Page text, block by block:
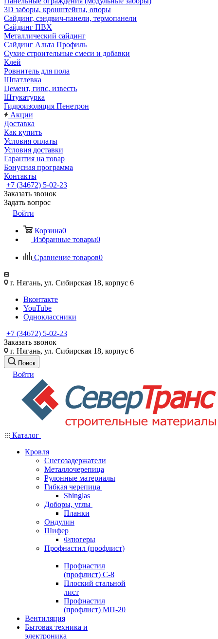
3D заборы, кронштейны, опоры
Cайдинг, сэндвич-панели, термопанели
Сайдинг ПВХ
Металлический сайдинг
Сайдинг Альта Профиль
Сухие строительные смеси и добавки
Клей
Ровнитель для пола
Шпатлевка
Цемент, гипс, известь
Штукатурка
Гидроизоляция Пенетрон
Акции
Доставка
Как купить
Условия оплаты
Условия доставки
Гарантия на товар
Бонусная программа
Контакты
+7 (34672) 5-02-23
Заказать звонок
Задать вопрос
Войти
Корзина0
Избранные товары0
Сравнение товаров0
г. Нягань, ул. Сибирская 18, корпус 6
Вконтакте
YouTube
Одноклассники
+7 (34672) 5-02-23
Заказать звонок
г. Нягань, ул. Сибирская 18, корпус 6
Поиск
Войти
Каталог
Кровля
Снегозадержатели
Металлочерепица
Рулонные материалы
Гибкая черепица
Shinglas
Доборы, углы
Планки
Ондулин
Шифер
Флюгеры
Профнастил (профлист)
Профнастил
(профлист) С-8
Плоский стальной
лист
Профнастил
(профлист) МП-20
Вентиляция
Бытовая техника и
электроника